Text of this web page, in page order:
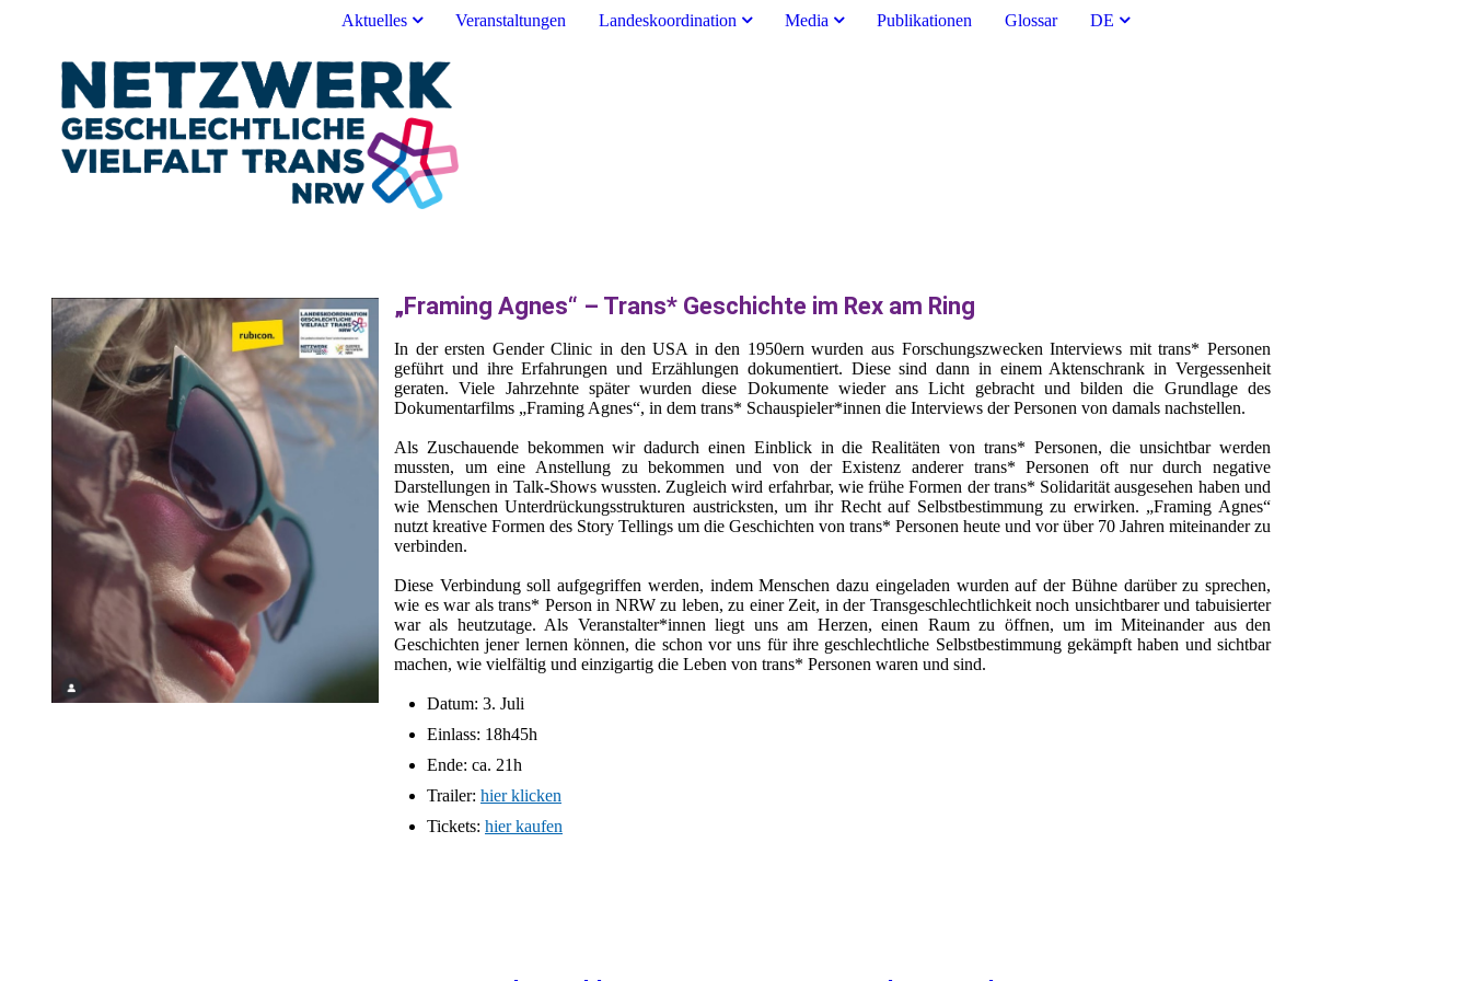
Aktuelles Veranstaltungen Landeskoordination Media Publikationen Glossar DE
„Framing Agnes“ – Trans* Geschichte im Rex am Ring
In der ersten Gender Clinic in den USA in den 1950ern wurden aus Forschungszwecken Interviews mit trans* Personen
geführt und ihre Erfahrungen und Erzählungen dokumentiert. Diese sind dann in einem Aktenschrank in Vergessenheit
geraten. Viele Jahrzehnte später wurden diese Dokumente wieder ans Licht gebracht und bilden die Grundlage des
Dokumentarfilms „Framing Agnes“, in dem trans* Schauspieler*innen die Interviews der Personen von damals nachstellen.
Als Zuschauende bekommen wir dadurch einen Einblick in die Realitäten von trans* Personen, die unsichtbar werden
mussten, um eine Anstellung zu bekommen und von der Existenz anderer trans* Personen oft nur durch negative
Darstellungen in Talk-Shows wussten. Zugleich wird erfahrbar, wie frühe Formen der trans* Solidarität ausgesehen haben und
wie Menschen Unterdrückungsstrukturen austricksten, um ihr Recht auf Selbstbestimmung zu erwirken. „Framing Agnes“
nutzt kreative Formen des Story Tellings um die Geschichten von trans* Personen heute und vor über 70 Jahren miteinander zu
verbinden.
Diese Verbindung soll aufgegriffen werden, indem Menschen dazu eingeladen wurden auf der Bühne darüber zu sprechen,
wie es war als trans* Person in NRW zu leben, zu einer Zeit, in der Transgeschlechtlichkeit noch unsichtbarer und tabuisierter
war als heutzutage. Als Veranstalter*innen liegt uns am Herzen, einen Raum zu öffnen, um im Miteinander aus den
Geschichten jener lernen können, die schon vor uns für ihre geschlechtliche Selbstbestimmung gekämpft haben und sichtbar
machen, wie vielfältig und einzigartig die Leben von trans* Personen waren und sind.
Datum: 3. Juli
Einlass: 18h45h
Ende: ca. 21h
Trailer: hier klicken
Tickets: hier kaufen